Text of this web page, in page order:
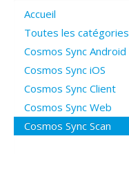
Poser une question
Questions ouvertes
Connexion
Accueil
Toutes les catégories
Cosmos Sync Android
Cosmos Sync iOS
Cosmos Sync Client
Cosmos Sync Web
Cosmos Sync Scan